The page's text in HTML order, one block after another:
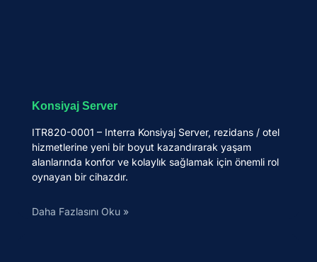
Konsiyaj Server
ITR820-0001 – Interra Konsiyaj Server, rezidans / otel
hizmetlerine yeni bir boyut kazandırarak yaşam
alanlarında konfor ve kolaylık sağlamak için önemli rol
oynayan bir cihazdır.
Daha Fazlasını Oku »